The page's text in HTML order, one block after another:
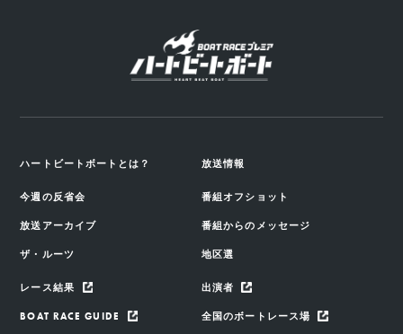
ハートビートボートとは？ 放送情報
今週の反省会 番組オフショット
放送アーカイブ 番組からのメッセージ
ザ・ルーツ 地区選
レース結果 出演者
BOAT RACE GUIDE 全国のボートレース場